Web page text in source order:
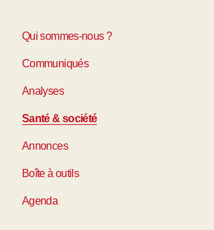
Qui sommes-nous ?
Communiqués
Analyses
Santé & société
Annonces
Boîte à outils
Agenda